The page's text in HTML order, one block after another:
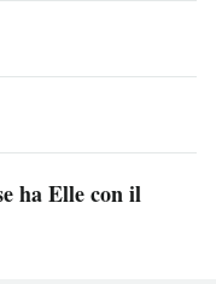
ha Elle con il